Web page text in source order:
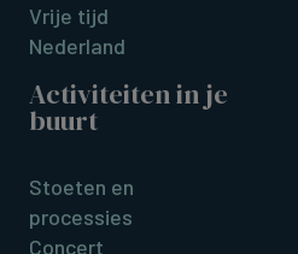
Vrije tijd
Nederland
Activiteiten in je
buurt
Stoeten en
processies
Concert